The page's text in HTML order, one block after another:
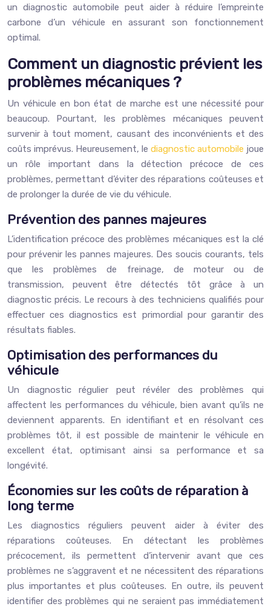
un diagnostic automobile peut aider à réduire l’empreinte
carbone d’un véhicule en assurant son fonctionnement
optimal.
Comment un diagnostic prévient les
problèmes mécaniques ?
Un véhicule en bon état de marche est une nécessité pour
beaucoup. Pourtant, les problèmes mécaniques peuvent
survenir à tout moment, causant des inconvénients et des
coûts imprévus. Heureusement, le diagnostic automobile joue
un rôle important dans la détection précoce de ces
problèmes, permettant d’éviter des réparations coûteuses et
de prolonger la durée de vie du véhicule.
Prévention des pannes majeures
L’identification précoce des problèmes mécaniques est la clé
pour prévenir les pannes majeures. Des soucis courants, tels
que les problèmes de freinage, de moteur ou de
transmission, peuvent être détectés tôt grâce à un
diagnostic précis. Le recours à des techniciens qualifiés pour
effectuer ces diagnostics est primordial pour garantir des
résultats fiables.
Optimisation des performances du
véhicule
Un diagnostic régulier peut révéler des problèmes qui
affectent les performances du véhicule, bien avant qu’ils ne
deviennent apparents. En identifiant et en résolvant ces
problèmes tôt, il est possible de maintenir le véhicule en
excellent état, optimisant ainsi sa performance et sa
longévité.
Économies sur les coûts de réparation à
long terme
Les diagnostics réguliers peuvent aider à éviter des
réparations coûteuses. En détectant les problèmes
précocement, ils permettent d’intervenir avant que ces
problèmes ne s’aggravent et ne nécessitent des réparations
plus importantes et plus coûteuses. En outre, ils peuvent
identifier des problèmes qui ne seraient pas immédiatement